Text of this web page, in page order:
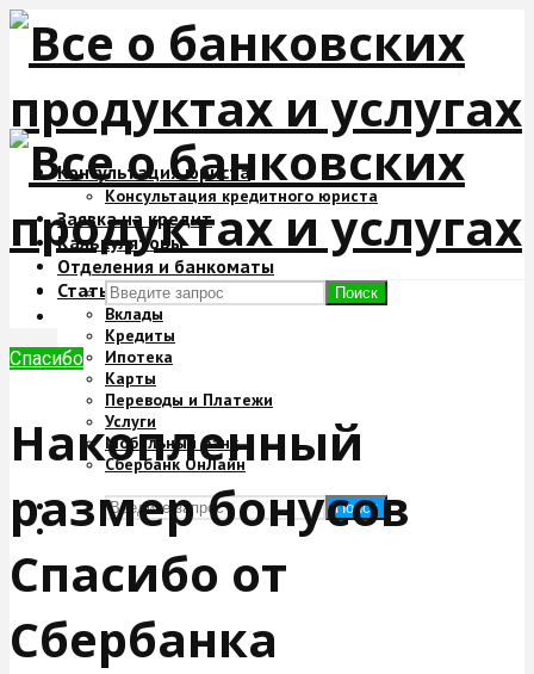
Консультация юриста
Консультация кредитного юриста
Заявка на кредит
Калькуляторы
Отделения и банкоматы
Статьи
Вклады
Кредиты
Ипотека
Карты
Переводы и Платежи
Услуги
Мобильный банк
Сбербанк ОнЛайн
Поиск
Поиск
Спасибо
Накопленный
размер бонусов
Спасибо от
Сбербанка